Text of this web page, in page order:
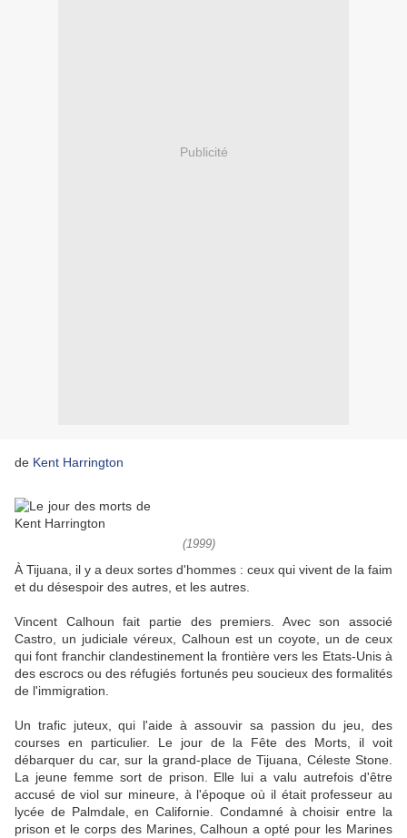
Publicité
de Kent Harrington
(1999)
À Tijuana, il y a deux sortes d'hommes : ceux qui vivent de la faim
et du désespoir des autres, et les autres.
Vincent Calhoun fait partie des premiers. Avec son associé
Castro, un judiciale véreux, Calhoun est un coyote, un de ceux
qui font franchir clandestinement la frontière vers les Etats-Unis à
des escrocs ou des réfugiés fortunés peu soucieux des formalités
de l'immigration.
Un trafic juteux, qui l'aide à assouvir sa passion du jeu, des
courses en particulier. Le jour de la Fête des Morts, il voit
débarquer du car, sur la grand-place de Tijuana, Céleste Stone.
La jeune femme sort de prison. Elle lui a valu autrefois d'être
accusé de viol sur mineure, à l'époque où il était professeur au
lycée de Palmdale, en Californie. Condamné à choisir entre la
prison et le corps des Marines, Calhoun a opté pour les Marines